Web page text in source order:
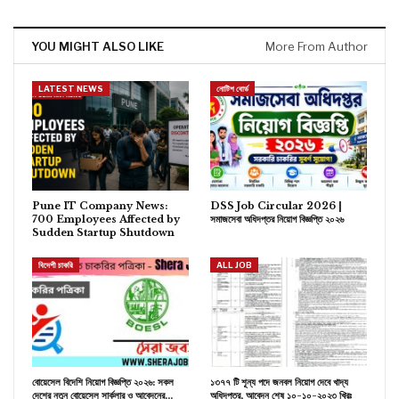
YOU MIGHT ALSO LIKE More From Author
LATEST NEWS
Pune IT Company News:
700 Employees Affected by
Sudden Startup Shutdown
নোটিশ বোর্ড
DSS Job Circular 2026 |
সমাজসেবা অধিদপ্তর নিয়োগ বিজ্ঞপ্তি ২০২৬
বিদেশী চাকরি
বোয়েসেল বিদেশি নিয়োগ বিজ্ঞপ্তি ২০২৬: সকল
দেশের নতুন বোয়েসেল সার্কুলার ও আবেদনের…
ALL JOB
১৩৭৭ টি শূন্য পদে জনবল নিয়োগ দেবে খাদ্য
অধিদপ্তর, আবেদন শেষ ১০-১০-২০২৩ খ্রিঃ